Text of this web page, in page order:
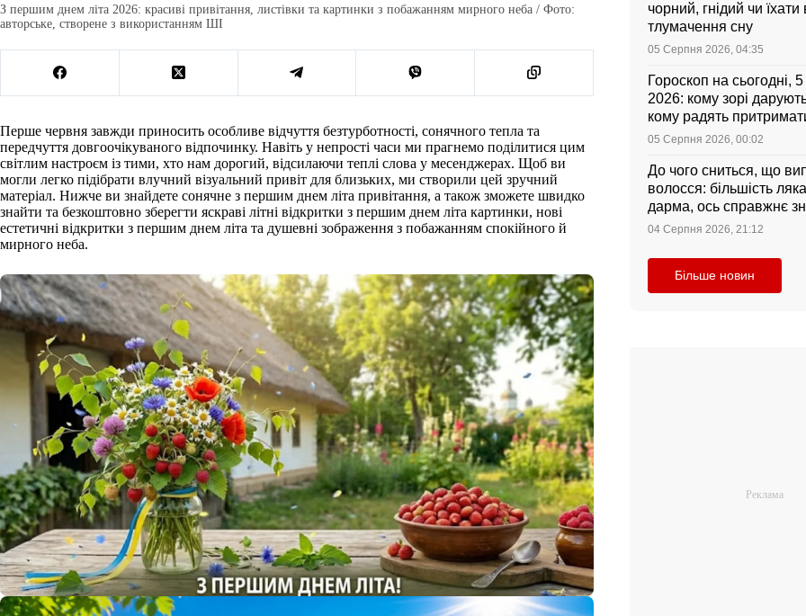
З першим днем літа 2026: красиві привітання, листівки та картинки з побажанням мирного неба / Фото:
авторське, створене з використанням ШІ
Перше червня завжди приносить особливе відчуття безтурботності, сонячного тепла та
передчуття довгоочікуваного відпочинку. Навіть у непрості часи ми прагнемо поділитися цим
світлим настроєм із тими, хто нам дорогий, відсилаючи теплі слова у месенджерах. Щоб ви
могли легко підібрати влучний візуальний привіт для близьких, ми створили цей зручний
матеріал. Нижче ви знайдете сонячне з першим днем літа привітання, а також зможете швидко
знайти та безкоштовно зберегти яскраві літні відкритки з першим днем літа картинки, нові
естетичні відкритки з першим днем літа та душевні зображення з побажанням спокійного й
мирного неба.
чорний, гнідий чи
тлумачення сну
05 Серпня 2026, 04:35
Гороскоп на сьогодні,
2026: кому зорі
кому радять
05 Серпня 2026, 00:02
До чого сниться, що
волосся: більшість
дарма, ось справжнє
04 Серпня 2026, 21:12
Більше новин